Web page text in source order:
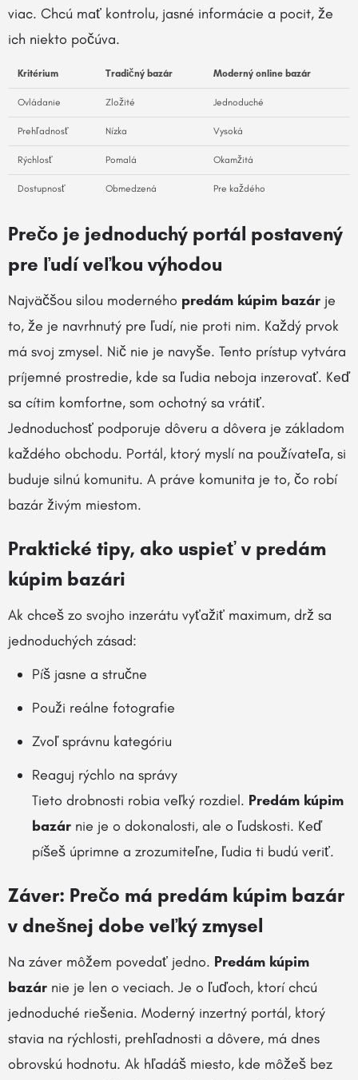
viac. Chcú mať kontrolu, jasné informácie a pocit, že
ich niekto počúva.
Kritérium Tradičný bazár Moderný online bazár
Ovládanie Zložité Jednoduché
Prehľadnosť Nízka Vysoká
Rýchlosť Pomalá Okamžitá
Dostupnosť Obmedzená Pre každého
Prečo je jednoduchý portál postavený
pre ľudí veľkou výhodou
Najväčšou silou moderného predám kúpim bazár je
to, že je navrhnutý pre ľudí, nie proti nim. Každý prvok
má svoj zmysel. Nič nie je navyše. Tento prístup vytvára
príjemné prostredie, kde sa ľudia neboja inzerovať. Keď
sa cítim komfortne, som ochotný sa vrátiť.
Jednoduchosť podporuje dôveru a dôvera je základom
každého obchodu. Portál, ktorý myslí na používateľa, si
buduje silnú komunitu. A práve komunita je to, čo robí
bazár živým miestom.
Praktické tipy, ako uspieť v predám
kúpim bazári
Ak chceš zo svojho inzerátu vyťažiť maximum, drž sa
jednoduchých zásad:
Píš jasne a stručne
Použi reálne fotografie
Zvoľ správnu kategóriu
Reaguj rýchlo na správy
Tieto drobnosti robia veľký rozdiel. Predám kúpim
bazár nie je o dokonalosti, ale o ľudskosti. Keď
píšeš úprimne a zrozumiteľne, ľudia ti budú veriť.
Záver: Prečo má predám kúpim bazár
v dnešnej dobe veľký zmysel
Na záver môžem povedať jedno. Predám kúpim
bazár nie je len o veciach. Je o ľuďoch, ktorí chcú
jednoduché riešenia. Moderný inzertný portál, ktorý
stavia na rýchlosti, prehľadnosti a dôvere, má dnes
obrovskú hodnotu. Ak hľadáš miesto, kde môžeš bez